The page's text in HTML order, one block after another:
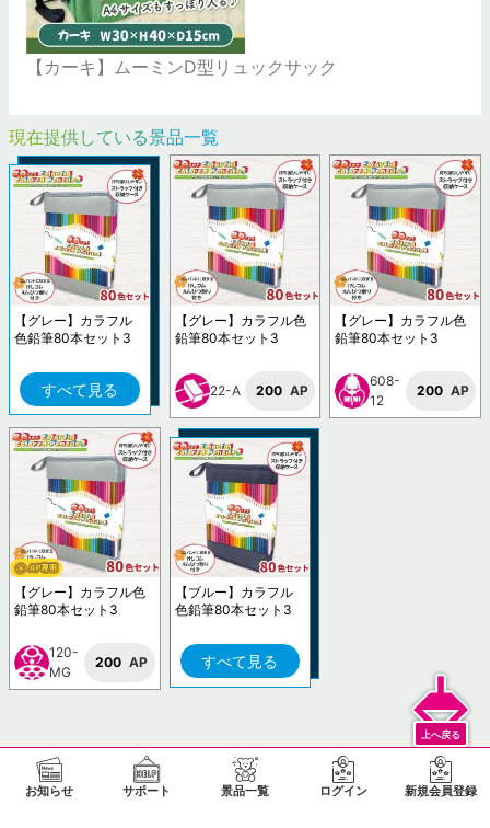
お知らせ サポート 景品一覧 ログイン 新規会員登録
【カーキ】ムーミンD型リュックサック
現在提供している景品一覧
【グレー】カラフル
色鉛筆80本セット3
すべて見る
【グレー】カラフル色
鉛筆80本セット3
22-A 200 AP
【グレー】カラフル色
鉛筆80本セット3
608-
12
200 AP
【グレー】カラフル色
鉛筆80本セット3
120-
MG
200 AP
【ブルー】カラフル
色鉛筆80本セット3
すべて見る